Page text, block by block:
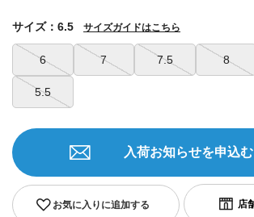
6 7 7.5 8
5.5
サイズ：6.5 サイズガイドはこちら
お気に入りに追加する
入荷お知らせを申込む